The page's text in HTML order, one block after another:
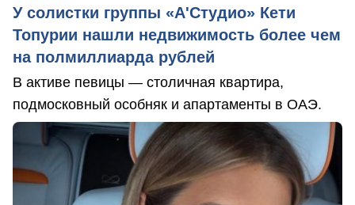
У солистки группы «А'Студио» Кети
Топурии нашли недвижимость более чем
на полмиллиарда рублей
В активе певицы — столичная квартира,
подмосковный особняк и апартаменты в ОАЭ.